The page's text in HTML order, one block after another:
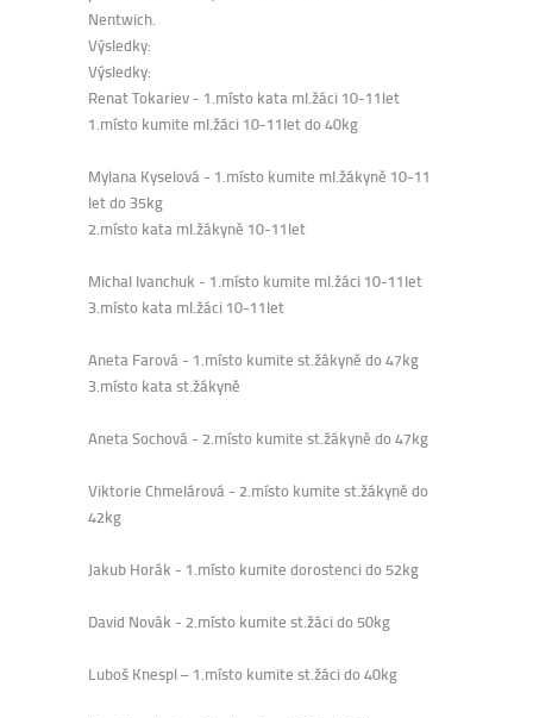
Nentwich.
Výsledky:
Výsledky:
Renat Tokariev - 1.místo kata ml.žáci 10-11let
1.místo kumite ml.žáci 10-11let do 40kg
Mylana Kyselová - 1.místo kumite ml.žákyně 10-11
let do 35kg
2.místo kata ml.žákyně 10-11let
Michal Ivanchuk - 1.místo kumite ml.žáci 10-11let
3.místo kata ml.žáci 10-11let
Aneta Farová - 1.místo kumite st.žákyně do 47kg
3.místo kata st.žákyně
Aneta Sochová - 2.místo kumite st.žákyně do 47kg
Viktorie Chmelárová - 2.místo kumite st.žákyně do
42kg
Jakub Horák - 1.místo kumite dorostenci do 52kg
David Novák - 2.místo kumite st.žáci do 50kg
Luboš Knespl – 1.místo kumite st.žáci do 40kg